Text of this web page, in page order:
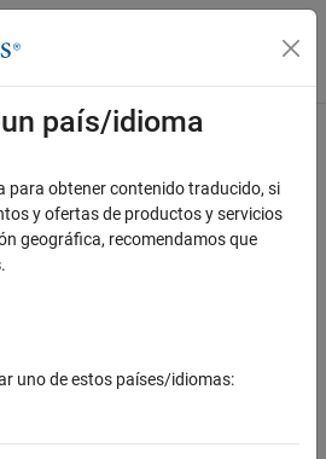
menú de navegación
was this information?
país/idioma
para obtener contenido traducido, si
y ofertas de productos y servicios
geográfica, recomendamos que
.
uno de estos países/idiomas: